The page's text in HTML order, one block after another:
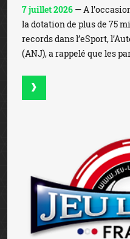
7 juillet 2026 — A
la dotation de plus de 75
records dans l’eSport,
(ANJ), a rappelé que les